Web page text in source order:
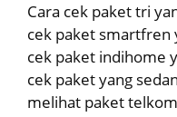
Cara cek paket tri
cek paket smartfren
cek paket indihome
cek paket yang
melihat paket